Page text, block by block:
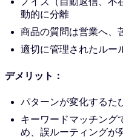
動的に分離
商品の質問は営業へ、
適切に管理されたルー
デメリット：
パターンが変化するた
キーワードマッチング
め、誤ルーティングが